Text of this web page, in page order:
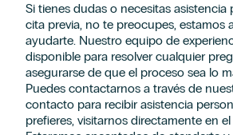
Si tienes dudas o necesitas asistencia
cita previa, no te preocupes, estamos
ayudarte. Nuestro equipo de
disponible para resolver cualquier
asegurarse de que el proceso sea lo
Puedes contactarnos a través de
contacto para recibir asistencia
prefieres, visitarnos directamente en